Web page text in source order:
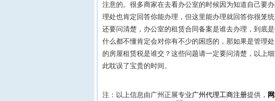
注意的。 很多商家在去看办公室的时候因为知道自己要
理处也肯定回答你能办理，但这里能办理就回答你很笼
还要问清楚，办公室的租赁合同备案是谁去办理，到底
什么都不懂肯定会对你有不少的困惑的，那如果是管理
的房屋租赁税是谁交？这些问题请一定要问清楚，以上
此耽误了宝贵的时间。
注：以上信息由广州正展专业广州代理工商注册提供 ，